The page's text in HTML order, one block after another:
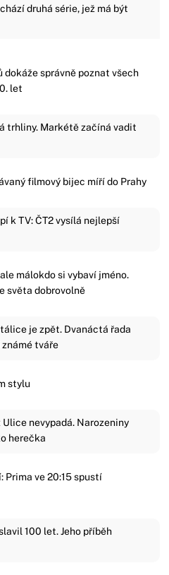
druhá série, jež má být
dokáže správně poznat všech
let
trhliny. Markétě začíná vadit
filmový bijec míří do Prahy
k TV: ČT2 vysílá nejlepší
málokdo si vybaví jméno.
světa dobrovolně
je zpět. Dvanáctá řada
známé tváře
stylu
nevypadá. Narozeniny
herečka
Prima ve 20:15 spustí
100 let. Jeho příběh